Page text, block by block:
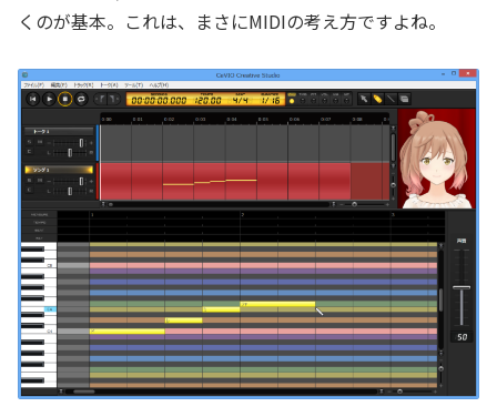
くのが基本。これは、まさにMIDIの考え方ですよね。